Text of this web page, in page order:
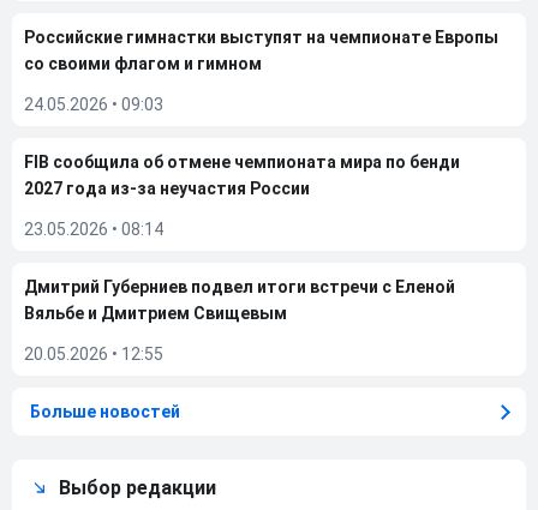
Российские гимнастки выступят на чемпионате Европы
со своими флагом и гимном
24.05.2026 • 09:03
FIB сообщила об отмене чемпионата мира по бенди
2027 года из-за неучастия России
23.05.2026 • 08:14
Дмитрий Губерниев подвел итоги встречи с Еленой
Вяльбе и Дмитрием Свищевым
20.05.2026 • 12:55
Больше новостей
Выбор редакции